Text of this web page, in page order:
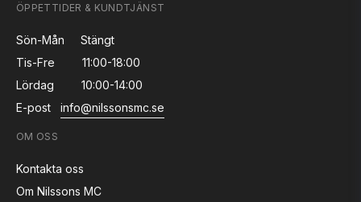
ÖPPETTIDER & KUNDTJÄNST
Sön-Mån
Stängt
Tis-Fre
11:00-18:00
Lördag
10:00-14:00
E-post
info@nilssonsmc.se
OM OSS
Kontakta oss
Om Nilssons MC